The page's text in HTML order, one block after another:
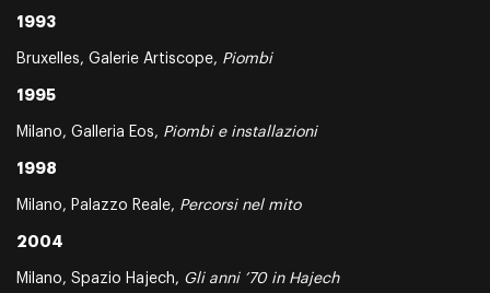
1993
Bruxelles, Galerie Artiscope, Piombi
1995
Milano, Galleria Eos, Piombi e installazioni
1998
Milano, Palazzo Reale, Percorsi nel mito
2004
Milano, Spazio Hajech, Gli anni ’70 in Hajech